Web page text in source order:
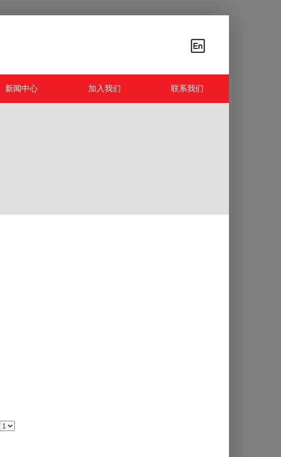
新闻中心 加入我们 联系我们